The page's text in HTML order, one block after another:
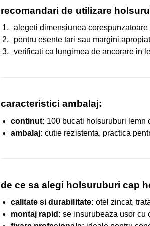
recomandari de utilizare
alegeti dimensiunea
pentru esente tari sau margini
verificati ca lungimea de ancorare in
caracteristici ambalaj:
continut: 100 bucati holsuruburi lemn
ambalaj: cutie rezistenta, practica
de ce sa alegi holsuruburi cap
calitate si durabilitate: otel zincat,
montaj rapid: se insurubeaza usor cu